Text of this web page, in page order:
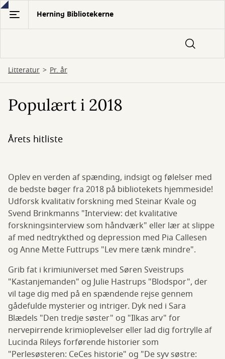
Gå
hovedindhold
Herning Bibliotekerne
Litteratur Pr. år
Populært i 2018
Årets hitliste
Oplev en verden af spænding, indsigt og følelser med
de bedste bøger fra 2018 på bibliotekets hjemmeside!
Udforsk kvalitativ forskning med Steinar Kvale og
Svend Brinkmanns "Interview: det kvalitative
forskningsinterview som håndværk" eller lær at slippe
af med nedtrykthed og depression med Pia Callesen
og Anne Mette Futtrups "Lev mere tænk mindre".
Grib fat i krimiuniverset med Søren Sveistrups
"Kastanjemanden" og Julie Hastrups "Blodspor", der
vil tage dig med på en spændende rejse gennem
gådefulde mysterier og intriger. Dyk ned i Sara
Blædels "Den tredje søster" og "Ilkas arv" for
nervepirrende krimioplevelser eller lad dig fortrylle af
Lucinda Rileys forførende historier som
"Perlesøsteren: CeCes historie" og "De syv søstre: